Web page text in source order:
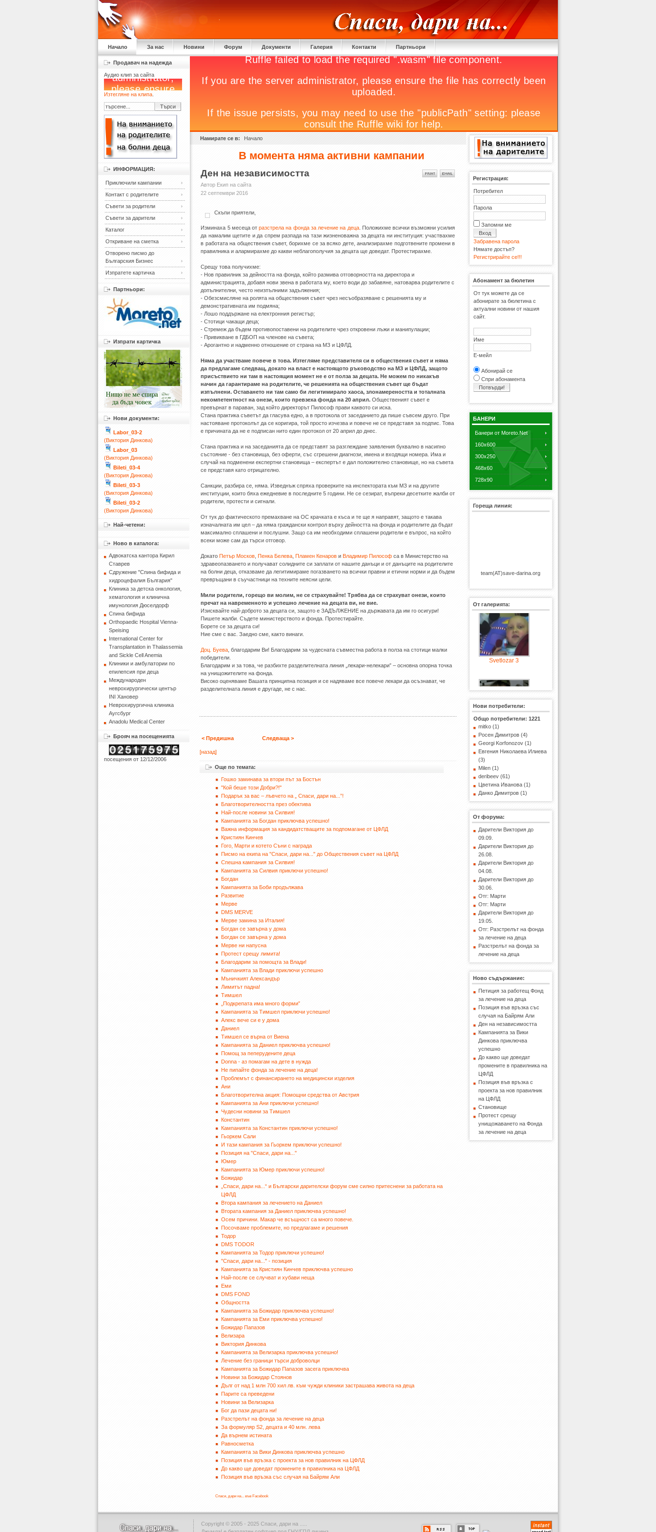
Начало За нас Новини Форум Документи Галерия Контакти Партньори
Намирате се в: Начало
В момента няма активни кампании
Ден на независимостта
Автор Екип на сайта
22 септември 2016
Скъпи приятели,
Изминаха 5 месеца отразстрела на фонда за лечение на деца. Положихме всички възможни усилия
да намалим щетите и да спрем разпада на тази жизненоважна за децата ни институция: участвахме
в работата на обществения съвет, борихме се за всяко дете, анализирахме подготвените промени в
правилника и алармирахме до какви неблагополучия за децата ще доведат. Протестирахме.
Срещу това получихме:
- Нов правилник за дейността на фонда, който размива отговорността на директора и
администрацията, добавя нови звена в работата му, което води до забавяне, натоварва родителите с
допълнителни, често неизпълними задължения;
- Обезсмисляне на ролята на обществения съвет чрез несъобразяване с решенията му и
демонстративната им подмяна;
- Лошо поддържане на електронния регистър;
- Стотици чакащи деца;
- Стремеж да бъдем противопоставени на родителите чрез откровени лъжи и манипулации;
- Привикване в ГДБОП на членове на съвета;
- Арогантно и надменно отношение от страна на МЗ и ЦФЛД.
Няма да участваме повече в това. Изтегляме представителя си в обществения съвет и няма
да предлагаме следващ, докато на власт е настоящото ръководство на МЗ и ЦФЛД, защото
присъствието ни там в настоящия момент не е от полза за децата. Не можем по никакъв
начин да гарантираме на родителите, че решенията на обществения съвет ще бъдат
изпълнени. Оставането ни там само би легитимирало хаоса, злонамереността и тоталната
некомпетентност на онези, които превзеха фонда на 20 април. Общественият съвет е
превърнат в параван, зад който директорът Пилософ прави каквото си иска.
Стана практика съветът да гласува едно, а в протокола от заседанието да пише съвсем друго. При
настояване протоколът да се коригира, той просто изчезва и повече не се представя за подпис. Това
е причината да не е подписан нито един протокол от 20 април до днес.
Стана практика и на заседанията да се представят за разглеждане заявления буквално в насипно
състояние - без становища, без оферти, със сгрешени диагнози, имена и входящи номера. Има и
случай на подменени експертни становища – експертът е дал положително становище, но на съвета
се представя като отрицателно.
Санкции, разбира се, няма. Изведнъж спряха проверките на инспектората към МЗ и на другите
институции, които бяха ежедневие в последните 5 години. Не се сезират, въпреки десетките жалби от
родители, протести и сигнали.
От тук до фактическото премахване на ОС крачката е къса и те ще я направят, защото е такава
изначалната им цел – да няма граждански контрол върху дейността на фонда и родителите да бъдат
максимално сплашени и послушни. Защо са им необходими сплашени родители е въпрос, на който
всеки може сам да търси отговор.
ДокатоПетър Москов ,Пенка Белева ,Пламен Кенаров иВладимир Пилософ са в Министерство на
здравеопазването и получават солидните си заплати от нашите данъци и от данъците на родителите
на болни деца, отказваме да легитимираме погазването на всички правни и етични норми и да бъдем
превръщани в съучастници на техните неясни цели.
Мили родители, горещо ви молим, не се страхувайте! Трябва да се страхуват онези, които
пречат на навременното и успешно лечение на децата ви, не вие.
Изисквайте най-доброто за децата си, защото е ЗАДЪЛЖЕНИЕ на държавата да им го осигури!
Пишете жалби. Съдете министерството и фонда. Протестирайте.
Борете се за децата си!
Ние сме с вас. Заедно сме, както винаги.
Доц. Буева , благодарим Ви! Благодарим за чудесната съвместна работа в полза на стотици малки
победители.
Благодарим и за това, че разбихте разделителната линия „лекари-нелекари” – основна опорна точка
на унищожителите на фонда.
Високо оценяваме Вашата принципна позиция и се надяваме все повече лекари да осъзнават, че
разделителната линия е другаде, не с нас.
< Предишна Следваща >
[назад]
Още по темата:
Гошко заминава за втори път за Бостън
"Кой беше този Добри?!"
Подарък за вас – лъвчето на „ Спаси, дари на...”!
Благотворителността през обектива
Най-после новини за Силвия!
Кампанията за Богдан приключва успешно!
Важна информация за кандидатстващите за подпомагане от ЦФЛД
Кристиян Кинчев
Гого, Марти и котето Съни с награда
Писмо на екипа на "Спаси, дари на..." до Обществения съвет на ЦФЛД
Спешна кампания за Силвия!
Кампанията за Силвия приключи успешно!
Богдан
Кампанията за Боби продължава
Развитие
Мерве
DMS MERVE
Мерве замина за Италия!
Богдан се завърна у дома
Богдан се завърна у дома
Мерве ни напусна
Протест срещу лимита!
Благодарим за помощта за Влади!
Кампанията за Влади приключи успешно
Мъничкият Александър
Лимитът падна!
Тимшел
„Подкрепата има много форми”
Кампанията за Тимшел приключи успешно!
Алекс вече си е у дома
Даниел
Тимшел се върна от Виена
Кампанията за Даниел приключва успешно!
Помощ за пеперудените деца
Donna - аз помагам на дете в нужда
Не пипайте фонда за лечение на деца!
Проблемът с финансирането на медицински изделия
Ани
Благотворителна акция: Помощни средства от Австрия
Кампанията за Ани приключи успешно!
Чудесни новини за Тимшел
Константин
Кампанията за Константин приключи успешно!
Гьоркем Сали
И тази кампания за Гьоркем приключи успешно!
Позиция на "Спаси, дари на..."
Юмер
Кампанията за Юмер приключи успешно!
Божидар
„Спаси, дари на...“ и Български дарителски форум сме силно притеснени за работата на
ЦФЛД
Втора кампания за лечението на Даниел
Втората кампания за Даниел приключва успешно!
Осем причини. Макар че всъщност са много повече.
Посочваме проблемите, но предлагаме и решения
Тодор
DMS TODOR
Кампанията за Тодор приключи успешно!
"Спаси, дари на..." - позиция
Кампанията за Кристиян Кинчев приключва успешно
Най-после се случват и хубави неща
Еми
DMS FOND
Общността
Кампанията за Божидар приключва успешно!
Кампанията за Еми приключва успешно!
Божидар Папазов
Велизара
Виктория Динкова
Кампанията за Велизарка приключва успешно!
Лечение без граници търси доброволци
Кампанията за Божидар Папазов засега приключва
Новини за Божидар Стоянов
Дълг от над 1 млн 700 хил лв. към чужди клиники застрашава живота на деца
Парите са преведени
Новини за Велизарка
Бог да пази децата ни!
Разстрелът на фонда за лечение на деца
За формуляр S2, децата и 40 млн. лева
Да върнем истината
Равносметка
Кампанията за Вики Динкова приключва успешно
Позиция във връзка с проекта за нов правилник на ЦФЛД
До какво ще доведат промените в правилника на ЦФЛД
Позиция във връзка със случая на Байрям Али
Спаси, дари на... във Facebook
Регистрация:
Потребител
Парола
Запомни ме
Забравена парола
Нямате достъп?
Регистрирайте се!!!
Абонамент за бюлетин
От тук можете да се
абонирате за бюлетина с
актуални новини от нашия
сайт.
Име
Е-мейл
Абонирай се
Спри абонамента
БАНЕРИ
Банери от Moreto.Net
160x600
300x250
468x60
728x90
Гореща линия:
team(AT)save-darina.org
От галерията:
Svetlozar 3
Евка в Ашау-2
Марчело заминава-3
superhosting 2
Ники в Банкя-2
Svetlozar 3
Нови потребители:
Общо потребители: 1221
mitko (1)
Росен Димитров (4)
Georgi Korfonozov (1)
Евгения Николаева Илиева
(3)
Milen (1)
deribeev (61)
Цветина Иванова (1)
Данко Димитров (1)
От форума:
Дарители Виктория до
09.09.
Дарители Виктория до
26.08.
Дарители Виктория до
04.08.
Дарители Виктория до
30.06.
Отг: Марти
Отг: Марти
Дарители Виктория до
19.05.
Отг: Разстрелът на фонда
за лечение на деца
Разстрелът на фонда за
лечение на деца
Ново съдържание:
Петиция за работещ Фонд
за лечение на деца
Позиция във връзка със
случая на Байрям Али
Ден на независимостта
Кампанията за Вики
Динкова приключва
успешно
До какво ще доведат
промените в правилника на
ЦФЛД
Позиция във връзка с
проекта за нов правилник
на ЦФЛД
Становище
Протест срещу
унищожаването на Фонда
за лечение на деца
Продавач на надежда
Аудио клип за сайта
Изтегляне на клипа
ИНФОРМАЦИЯ:
Приключили кампании
Контакт с родителите
Съвети за родители
Съвети за дарители
Каталог
Откриване на сметка
Отворено писмо до
Българския Бизнес
Изпратете картичка
Партньори:
Изпрати картичка
Нови документи:
Labor_03-2
(Виктория Динкова)
Labor_03
(Виктория Динкова)
Bileti_03-4
(Виктория Динкова)
Bileti_03-3
(Виктория Динкова)
Bileti_03-2
(Виктория Динкова)
Най-четени:
Ново в каталога:
Адвокатска кантора Кирил
Ставрев
Сдружение "Спина бифида и
хидроцефалия България"
Клиника за детска онкология,
хематология и клинична
имунология Дюселдорф
Спина бифида
Orthopaedic Hospital Vienna-
Speising
International Center for
Transplantation in Thalassemia
and Sickle Cell Anemia
Клиники и амбулатории по
епилепсия при деца
Международен
неврохирургически център
INI Хановер
Неврохирургична клиника
Аугсбург
Anadolu Medical Center
Брояч на посещенията
посещения от 12/12/2006
Copyright © 2005 - 2025 Спаси, дари на .....